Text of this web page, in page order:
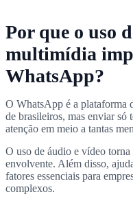
Por que o uso
multimídia
WhatsApp?
O WhatsApp é a plataforma
de brasileiros, mas enviar só
atenção em meio a tantas
O uso de áudio e vídeo torna
envolvente. Além disso,
fatores essenciais para
complexos.